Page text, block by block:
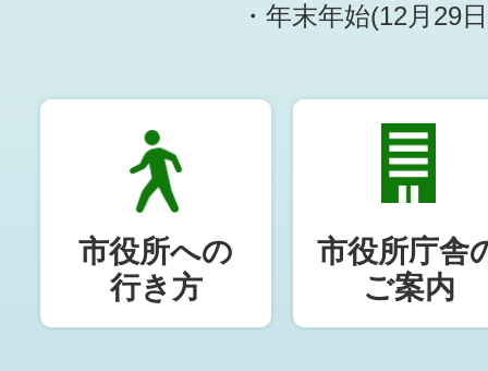
・年末年始(12月29
市役所への
行き方
市役所庁舎
ご案内